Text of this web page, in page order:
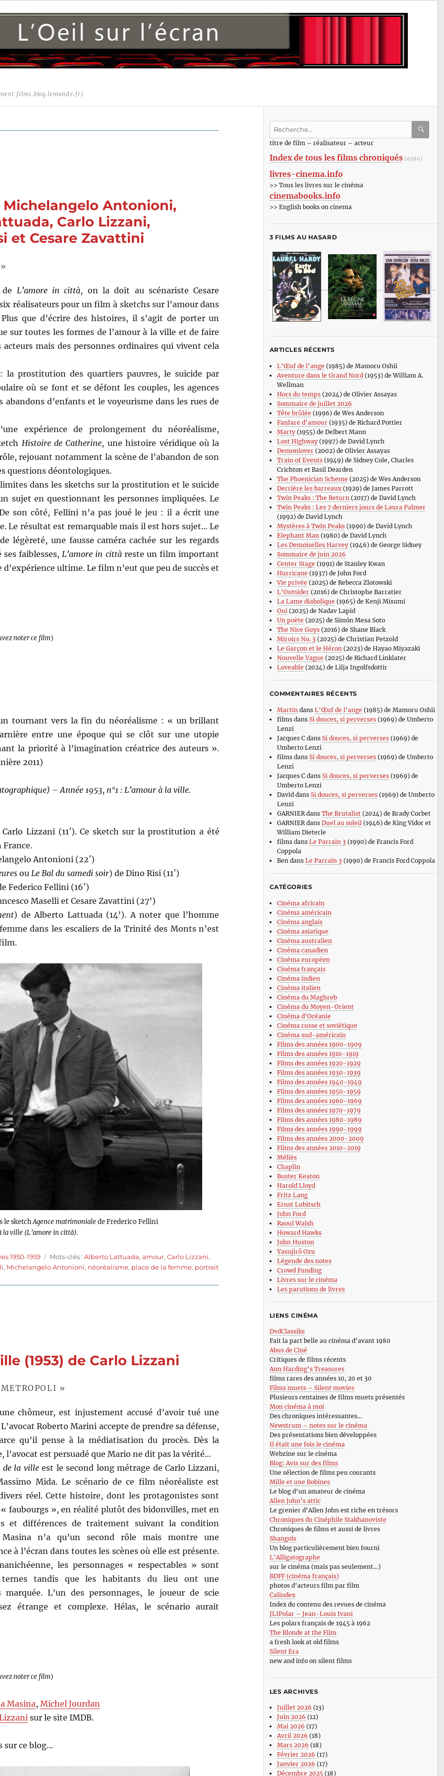
films.blog.lemonde.fr)
Michelangelo Antonioni,
Carlo Lizzani,
et Cesare Zavattini
L’amore in città, on la doit au scénariste Cesare
réalisateurs pour un film à sketchs sur l’amour dans
que d’écrire des histoires, il s’agit de porter un
sur toutes les formes de l’amour à la ville et de faire
acteurs mais des personnes ordinaires qui vivent cela
la prostitution des quartiers pauvres, le suicide par
où se font et se défont les couples, les agences
d’enfants et le voyeurisme dans les rues de
expérience de prolongement du néoréalisme,
Histoire de Catherine, une histoire véridique où la
rejouant notamment la scène de l’abandon de son
questions déontologiques.
dans les sketchs sur la prostitution et le suicide
sujet en questionnant les personnes impliquées. Le
son côté, Fellini n’a pas joué le jeu : il a écrit une
Le résultat est remarquable mais il est hors sujet… Le
légèreté, une fausse caméra cachée sur les regards
faiblesses, L’amore in cittàreste un film important
ultime. Le film n’eut que peu de succès et
noter ce film)
tournant vers la fin du néoréalisme : « un brillant
entre une époque qui se clôt sur une utopie
la priorité à l’imagination créatrice des auteurs ».
2011)
– Année 1953, n°1 : L’amour à la ville.
Lizzani (11′). Ce sketch sur la prostitution a été
France.
Antonioni (22′)
ou Le Bal du samedi soir) de Dino Risi (11′)
Federico Fellini (16′)
Maselli et Cesare Zavattini (27’)
) de Alberto Lattuada (14’). A noter que l’homme
dans les escaliers de la Trinité des Monts n’est
le sketchAgence matrimonialede Frederico Fellini
la ville (L’amore in città).
1950-1959 Étiquettes
Mots-clés :Alberto Lattuada,amour,Carlo Lizzani,
, Michelangelo Antonioni, néoréalisme, place de la femme, portrait
(1953) de Carlo Lizzani
»
chômeur, est injustement accusé d’avoir tué une
Roberto Marini accepte de prendre sa défense,
qu’il pense à la médiatisation du procès. Dès la
l’avocat est persuadé que Mario ne dit pas la vérité…
de la villeest le second long métrage de Carlo Lizzani,
Mida. Le scénario de ce film néoréaliste est
réel. Cette histoire, dont les protagonistes sont
faubourgs », en réalité plutôt des bidonvilles, met en
et différences de traitement suivant la condition
Masina n’a qu’un second rôle mais montre une
à l’écran dans toutes les scènes où elle est présente.
les personnages « respectables » sont
ternes tandis que les habitants du lieu ont une
marquée. L’un des personnages, le joueur de scie
étrange et complexe. Hélas, le scénario aurait
noter ce film)
Masina,Michel Jourdan
sur le site IMDB.
sur ce blog…
Recherche
:titre de film – réalisateur – acteur
Index de tous les films chroniqués (6380)
livres-cinema.info
>> Tous les livres sur le cinéma
cinemabooks.info
>> English books on cinema
3 FILMS AU HASARD
ARTICLES RÉCENTS
L’Œuf de l’ange (1985) de Mamoru Oshii
Aventure dans le Grand Nord(1953) de William A.
Wellman
Hors du temps(2024) de Olivier Assayas
Sommaire de juillet 2026
Tête brûlée (1996) de Wes Anderson
Fanfare d’amour(1935) de Richard Pottier
Marty(1955) de Delbert Mann
Lost Highway(1997) de David Lynch
Demonlover(2002) de Olivier Assayas
Train of Events(1949) de Sidney Cole, Charles
Crichton et Basil Dearden
The Phoenician Scheme (2025) de Wes Anderson
Derrière les barreaux(1929) de James Parrott
Twin Peaks : The Return(2017) de David Lynch
Twin Peaks : Les 7 derniers jours de Laura Palmer
(1992) de David Lynch
Mystères à Twin Peaks(1990) de David Lynch
Elephant Man(1980) de David Lynch
Les Demoiselles Harvey(1946) de George Sidney
Sommaire de juin 2026
Center Stage (1991) de Stanley Kwan
Hurricane (1937) de John Ford
Vie privée (2025) de Rebecca Zlotowski
L’Outsider(2016) de Christophe Barratier
La Lame diabolique (1965) de Kenji Misumi
Oui(2025) de Nadav Lapid
Un poète (2025) de Simón Mesa Soto
The Nice Guys(2016) de Shane Black
Miroirs No. 3 (2025) de Christian Petzold
Le Garçon et le Héron(2023) de Hayao Miyazaki
Nouvelle Vague (2025) de Richard Linklater
Loveable (2024) de Lilja Ingolfsdottir
COMMENTAIRES RÉCENTS
Martin dans L’Œuf de l’ange (1985) de Mamoru Oshii
filmsdans Si douces, si perverses(1969) de Umberto
Lenzi
Jacques Cdans Si douces, si perverses(1969) de
Umberto Lenzi
filmsdans Si douces, si perverses(1969) de Umberto
Lenzi
Jacques Cdans Si douces, si perverses(1969) de
Umberto Lenzi
David dans Si douces, si perverses(1969) de Umberto
Lenzi
GARNIERdans The Brutalist(2024) de Brady Corbet
GARNIERdans Duel au soleil (1946) de King Vidor et
William Dieterle
filmsdans Le Parrain 3 (1990) de Francis Ford
Coppola
Ben dans Le Parrain 3 (1990) de Francis Ford Coppola
CATÉGORIES
Cinéma africain
Cinéma américain
Cinéma anglais
Cinéma asiatique
Cinéma australien
Cinéma canadien
Cinéma européen
Cinéma français
Cinéma indien
Cinéma italien
Cinéma du Maghreb
Cinéma du Moyen-Orient
Cinéma d’Océanie
Cinéma russe et soviétique
Cinéma sud-américain
Films des années 1900-1909
Films des années 1910-1919
Films des années 1920-1929
Films des années 1930-1939
Films des années 1940-1949
Films des années 1950-1959
Films des années 1960-1969
Films des années 1970-1979
Films des années 1980-1989
Films des années 1990-1999
Films des années 2000-2009
Films des années 2010-2019
Méliès
Chaplin
Buster Keaton
Harold Lloyd
Fritz Lang
Ernst Lubitsch
John Ford
Raoul Walsh
Howard Hawks
John Huston
Yasujirô Ozu
Légende des notes
Crowd Funding
Livres sur le cinéma
Les parutions de livres
LIENS CINÉMA
DvdClassiks
Fait la part belle au cinéma d’avant 1980
Abus de Ciné
Critiques de films récents
Ann Harding’s Treasures
films rares des années 10, 20 et 30
Films muets – Silent movies
Plusieurs centaines de films muets présentés
Mon cinéma à moi
Des chroniques intéressantes…
Newstrum – notes sur le cinéma
Des présentations bien développées
Il était une fois le cinéma
Webzine sur le cinéma
Blog: Avis sur des films
Une sélection de films peu courants
Mille et une Bobines
Le blog d’un amateur de cinéma
Allen John’s attic
Le grenier d’Allen John est riche en trésors
Chroniques du Cinéphile Stakhanoviste
Chroniques de films et aussi de livres
Shangols
Un blog particulièrement bien fourni
L’Alligatographe
sur le cinéma (mais pas seulement…)
BDFF (cinéma français)
photos d’acteurs film par film
Calindex
Index du contenu des revues de cinéma
JLIPolar – Jean-Louis Ivani
Les polars français de 1945 à 1962
The Blonde at the Film
a fresh look at old films
Silent Era
new and info on silent films
LES ARCHIVES
Juillet 2026 (13)
Juin 2026 (12)
Mai 2026 (17)
Avril 2026 (18)
Mars 2026 (18)
Février 2026 (17)
Janvier 2026 (17)
Décembre 2025(18)